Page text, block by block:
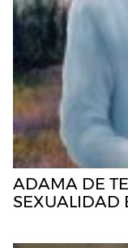
ADAMA DE
SEXUALIDAD